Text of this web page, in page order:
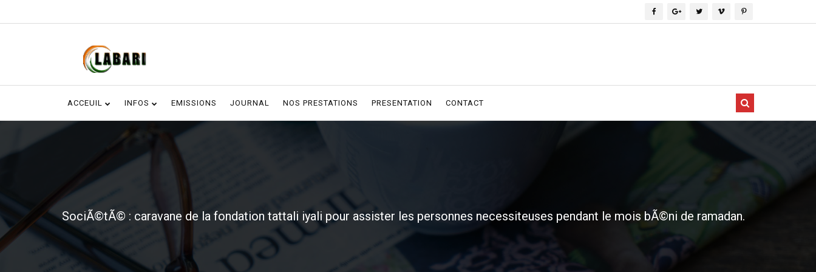
ACCEUIL INFOS EMISSIONS JOURNAL NOS PRESTATIONS PRESENTATION CONTACT
SociÃ©tÃ© : caravane de la fondation tattali iyali pour assister les personnes necessiteuses pendant le mois bÃ©ni de ramadan.